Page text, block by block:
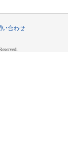
い合わせ